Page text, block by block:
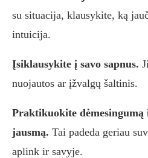
su situacija, klausykite, ką
intuicija.
Įsiklausykite į savo sapnus.
nuojautos ar įžvalgų šaltinis.
Praktikuokite
jausmą. Tai padeda geriau
aplink ir savyje.